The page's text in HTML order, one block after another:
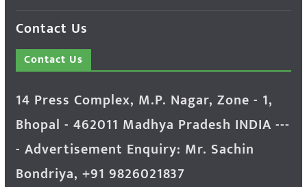
Contact Us
Contact Us
14 Press Complex, M.P. Nagar, Zone - 1,
Bhopal - 462011 Madhya Pradesh INDIA ---
- Advertisement Enquiry: Mr. Sachin
Bondriya, +91 9826021837